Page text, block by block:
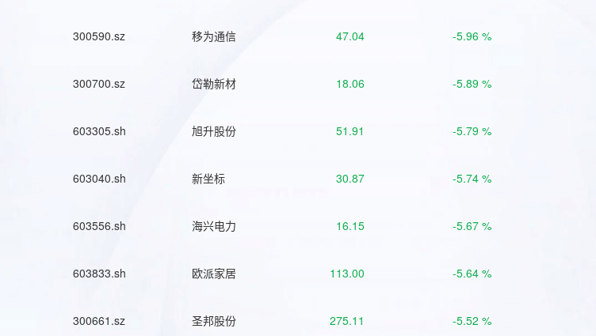
300590.sz 移为通信 47.04 -5.96 %
300700.sz 岱勒新材 18.06 -5.89 %
603305.sh 旭升股份 51.91 -5.79 %
603040.sh 新坐标 30.87 -5.74 %
603556.sh 海兴电力 16.15 -5.67 %
603833.sh 欧派家居 113.00 -5.64 %
300661.sz 圣邦股份 275.11 -5.52 %